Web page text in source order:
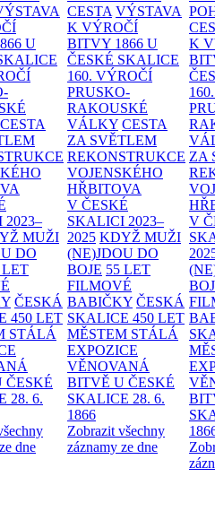
U
CESTA
2023–
MUŽI
DO
LET
ČESKÁ
450 LET
STÁLÁ
ČESKÉ
28. 6.
dne
CESTA VÝSTAVA
K VÝROČÍ
BITVY 1866 U
ČESKÉ SKALICE
160. VÝROČÍ
PRUSKO-
RAKOUSKÉ
VÁLKY CESTA
ZA SVĚTLEM
REKONSTRUKCE
VOJENSKÉHO
HŘBITOVA
V ČESKÉ
SKALICI 2023–
2025 KDYŽ MUŽI
(NE)JDOU DO
BOJE 55 LET
FILMOVÉ
BABIČKY ČESKÁ
SKALICE 450 LET
MĚSTEM STÁLÁ
EXPOZICE
VĚNOVANÁ
BITVĚ U ČESKÉ
SKALICE 28. 6.
1866
Zobrazit všechny
záznamy ze dne
K
ZA
V